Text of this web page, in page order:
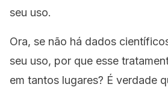
seu uso.
Ora, se não há dados
seu uso, por que esse
em tantos lugares? É verdade